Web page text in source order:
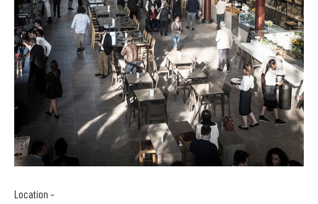
Location –